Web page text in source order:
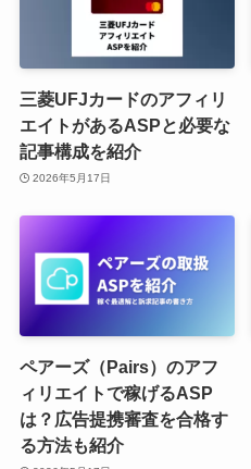
三菱UFJカードのアフィリ
エイトがあるASPと必要な
記事構成を紹介
2026年5月17日
ペアーズ（Pairs）のアフ
ィリエイトで稼げるASP
は？広告提携審査を合格す
る方法も紹介